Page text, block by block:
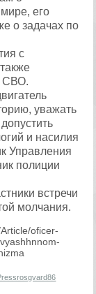
его
о задачах по
с
СВО.
уважать
и насилия
Управления
полиции
встречи
молчания.
oficer-